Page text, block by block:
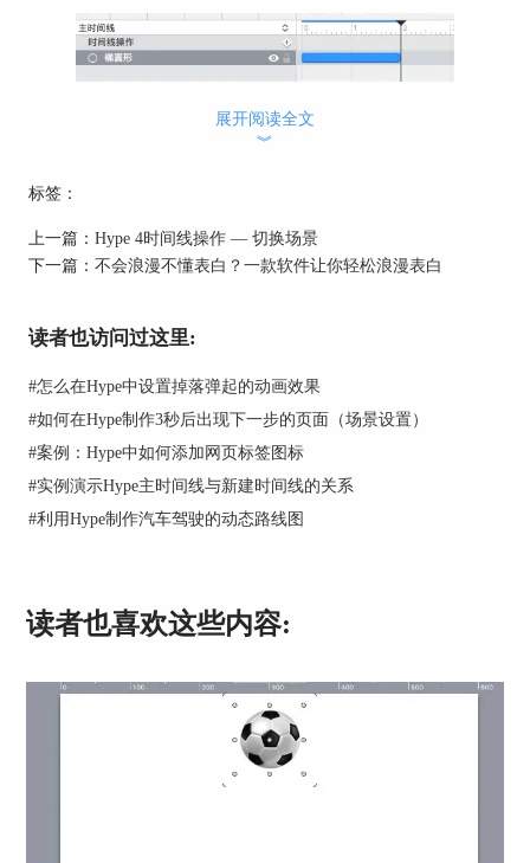
设置相对关键帧
言。在给对象设计动画的时候，在所有时间线上创
建的起始关键帧都是绝对关键帧，相对关键帧需要
特别的设定。
在场景面板中的“动画时间线”选项中，时间线上选
择“相对的”，那么该时间线上的所有对象的起点就
从绝对关键帧转变为相对关键帧了。此时在属性时
展开阅读全文
︾
标签：
上一篇： Hype 4时间线操作 — 切换场景
下一篇： 不会浪漫不懂表白？一款软件让你轻松浪漫表白
读者也访问过这里:
#怎么在Hype中设置掉落弹起的动画效果
#如何在Hype制作3秒后出现下一步的页面（场景设置）
#案例：Hype中如何添加网页标签图标
#实例演示Hype主时间线与新建时间线的关系
#利用Hype制作汽车驾驶的动态路线图
读者也喜欢这些内容: